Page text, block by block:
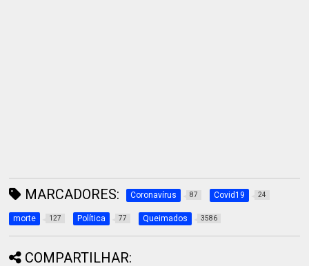
MARCADORES: Coronavírus 87 Covid19 24
morte 127 Política 77 Queimados 3586
COMPARTILHAR: